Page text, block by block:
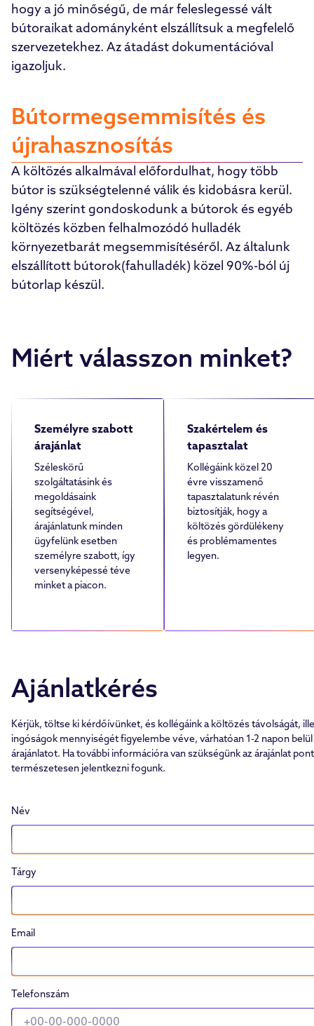
hogy a jó minőségű, de már feleslegessé vált
bútoraikat adományként elszállítsuk a megfelelő
szervezetekhez. Az átadást dokumentációval
igazoljuk.
Bútormegsemmisítés és
újrahasznosítás
A költözés alkalmával előfordulhat, hogy több
bútor is szükségtelenné válik és kidobásra kerül.
Igény szerint gondoskodunk a bútorok és egyéb
költözés közben felhalmozódó hulladék
környezetbarát megsemmisítéséről. Az általunk
elszállított bútorok(fahulladék) közel 90%-ból új
bútorlap készül.
Miért válasszon minket?
Személyre szabott
árajánlat
Széleskörű
szolgáltatásink és
megoldásaink
segítségével,
árajánlatunk minden
ügyfelünk esetben
személyre szabott, így
versenyképessé téve
minket a piacon.
Szakértelem és
tapasztalat
Kollégáink közel 20
évre visszamenő
tapasztalatunk révén
biztosítják, hogy a
költözés gördülékeny
és problémamentes
legyen.
Ajánlatkérés
Kérjük, töltse ki kérdőívünket, és kollégáink a költözés távolságát,
ingóságok mennyiségét figyelembe véve, várhatóan 1-2 napon
árajánlatot. Ha további információra van szükségünk az árajánlat
természetesen jelentkezni fogunk.
Név
Tárgy
Email
Telefonszám